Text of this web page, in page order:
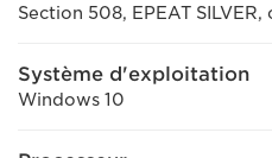
Section 508, EPEAT
Système d'exploitation
Windows 10